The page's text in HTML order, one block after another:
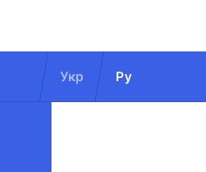
Укр Ру